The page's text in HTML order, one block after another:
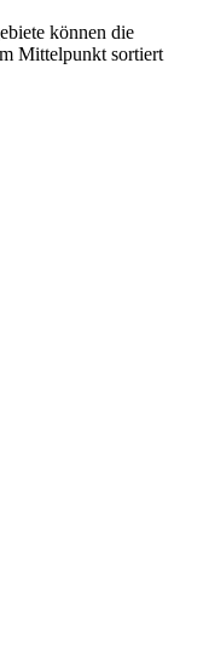
können die
Mittelpunkt sortiert